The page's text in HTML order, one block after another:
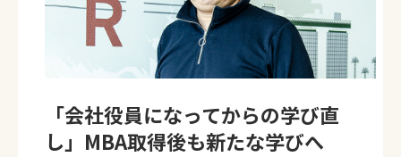
「会社役員になってからの学び直
し」MBA取得後も新たな学びへ